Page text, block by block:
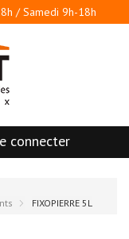
/ Samedi 9h-18h
connecter
FIXOPIERRE 5L